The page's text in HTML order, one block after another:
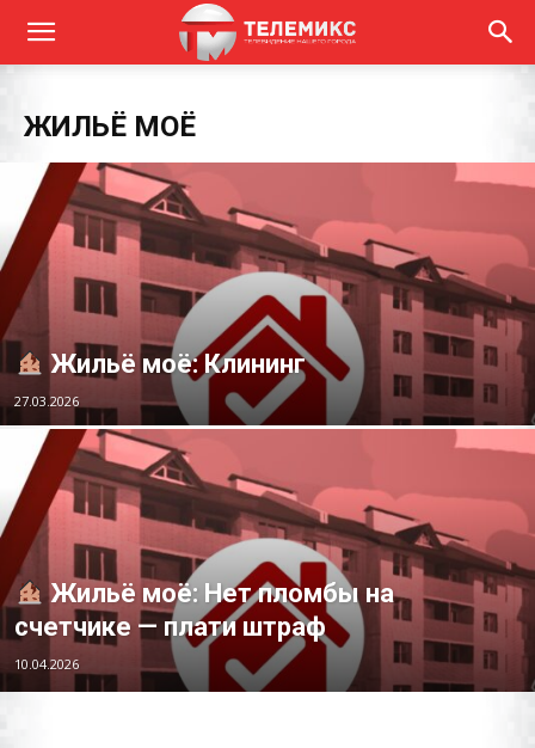
ЖИЛЬЁ МОЁ
Жильё моё: Клининг
27.03.2026
Жильё моё: Нет пломбы на
счетчике — плати штраф
10.04.2026